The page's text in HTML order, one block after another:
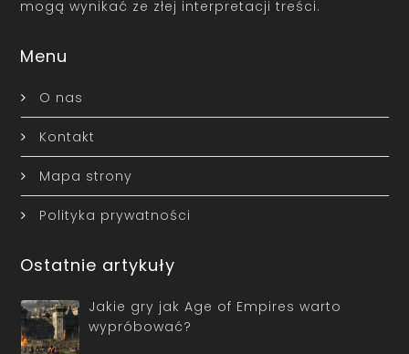
mogą wynikać ze złej interpretacji treści.
Menu
O nas
Kontakt
Mapa strony
Polityka prywatności
Ostatnie artykuły
Jakie gry jak Age of Empires warto
wypróbować?